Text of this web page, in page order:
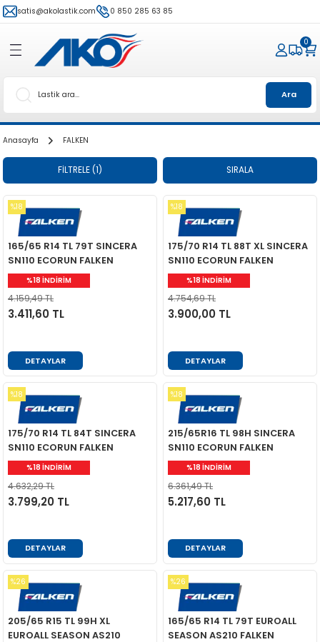
satis@akolastik.com 0 850 285 63 85
Ara
0
Anasayfa FALKEN
FİLTRELE(1) SIRALA
%18
165/65 R14 TL 79T SINCERA
SN110 ECORUN FALKEN
%18 İNDİRİM
4.159,49 TL
3.411,60 TL
DETAYLAR
%18
175/70 R14 TL 88T XL SINCERA
SN110 ECORUN FALKEN
%18 İNDİRİM
4.754,69 TL
3.900,00 TL
DETAYLAR
%18
175/70 R14 TL 84T SINCERA
SN110 ECORUN FALKEN
%18 İNDİRİM
4.632,29 TL
3.799,20 TL
DETAYLAR
%18
215/65R16 TL 98H SINCERA
SN110 ECORUN FALKEN
%18 İNDİRİM
6.361,49 TL
5.217,60 TL
DETAYLAR
%26
205/65 R15 TL 99H XL
EUROALL SEASON AS210
%26
165/65 R14 TL 79T EUROALL
SEASON AS210 FALKEN